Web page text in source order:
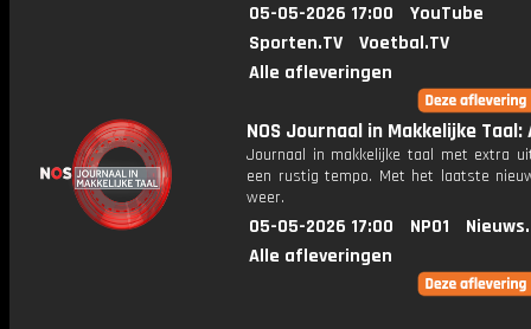
05-05-2026 17:00
YouTube
Sporten.TV
Voetbal.TV
Alle afleveringen
NOS Journaal in Makkelijke
Journaal in makkelijke taal met extra
een rustig tempo. Met het laatste
weer.
05-05-2026 17:00 NPO1
Alle afleveringen